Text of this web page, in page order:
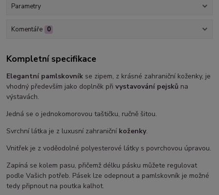
Parametry
Komentáře 0
Kompletní specifikace
Elegantní pamlskovník se zipem, z krásné zahraniční koženky, je
vhodný především jako doplněk při vystavování pejsků na
výstavách.
Jedná se o jednokomorovou taštičku, ručně šitou.
Svrchní látka je z luxusní zahraničníkoženky.
Vnitřek je z voděodolné polyesterové látky s povrchovou úpravou.
Zapíná se kolem pasu, přičemž délku pásku můžete regulovat
podle Vašich potřeb. Pásek lze odepnout a pamlskovník je možné
tedy připnout na poutka kalhot.